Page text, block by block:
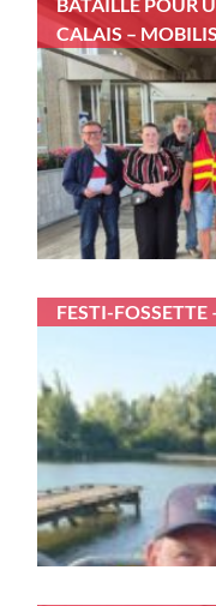
BATAILLE POUR
CALAIS –
FESTI-FOSSETTE